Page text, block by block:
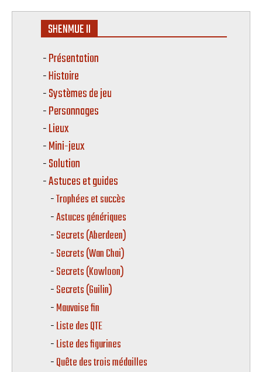
SHENMUE II
Présentation
Histoire
Systèmes de jeu
Personnages
Lieux
Mini-jeux
Solution
Astuces et guides
Trophées et succès
Astuces génériques
Secrets (Aberdeen)
Secrets (Wan Chai)
Secrets (Kowloon)
Secrets (Guilin)
Mauvaise fin
Liste des QTE
Liste des figurines
Quête des trois médailles